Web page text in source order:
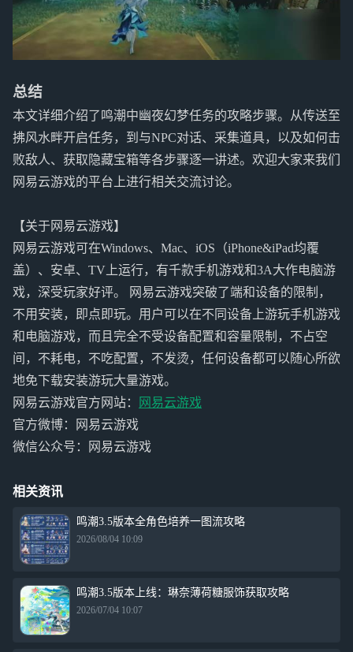
总结
本文详细介绍了鸣潮中幽夜幻梦任务的攻略步骤。从传送至
拂风水畔开启任务，到与NPC对话、采集道具，以及如何击
败敌人、获取隐藏宝箱等各步骤逐一讲述。欢迎大家来我们
网易云游戏的平台上进行相关交流讨论。
【关于网易云游戏】
网易云游戏可在Windows、Mac、iOS（iPhone&iPad均覆
盖）、安卓、TV上运行，有千款手机游戏和3A大作电脑游
戏，深受玩家好评。 网易云游戏突破了端和设备的限制，
不用安装，即点即玩。用户可以在不同设备上游玩手机游戏
和电脑游戏，而且完全不受设备配置和容量限制，不占空
间，不耗电，不吃配置，不发烫，任何设备都可以随心所欲
地免下载安装游玩大量游戏。
网易云游戏官方网站：
网易云游戏
官方微博：网易云游戏
微信公众号：网易云游戏
相关资讯
鸣潮3.5版本全角色培养一图流攻略
2026/08/04 10:09
鸣潮3.5版本上线：琳奈薄荷糖服饰获取攻略
2026/07/04 10:07